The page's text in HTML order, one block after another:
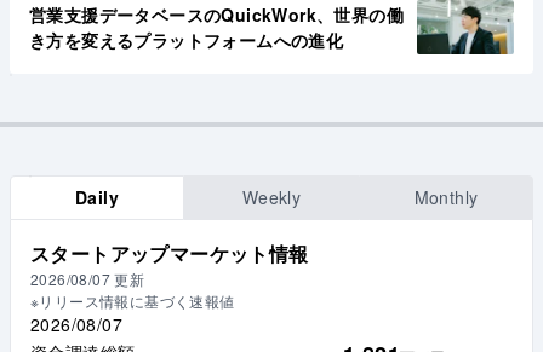
営業支援データベースのQuickWork、世界の働
き方を変えるプラットフォームへの進化
Daily Weekly Monthly
スタートアップマーケット情報
2026/08/07 更新
※リリース情報に基づく速報値
2026/08/07